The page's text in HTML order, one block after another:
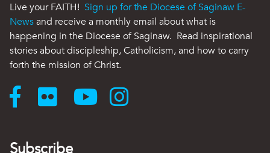
Live your FAITH! Sign up for the Diocese of Saginaw E-
Newsand receive a monthly email about what is
happening in the Diocese of Saginaw. Read inspirational
stories about discipleship, Catholicism, and how to carry
forth the mission of Christ.